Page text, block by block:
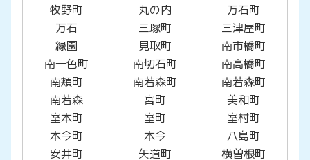
牧野町
丸の内
万石町
万石
三塚町
三津屋町
緑園
見取町
南市橋町
南一色町
南切石町
南高橋町
南頬町
南若森町
南若森町
南若森
宮町
美和町
室本町
室町
室村町
本今町
本今
八島町
安井町
矢道町 横曽根町